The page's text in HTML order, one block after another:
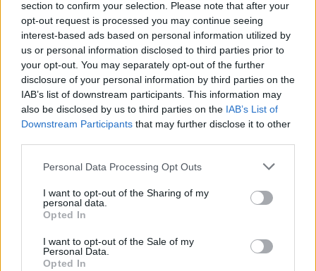
section to confirm your selection. Please note that after your
opt-out request is processed you may continue seeing
interest-based ads based on personal information utilized by
us or personal information disclosed to third parties prior to
your opt-out. You may separately opt-out of the further
disclosure of your personal information by third parties on the
IAB’s list of downstream participants. This information may
also be disclosed by us to third parties on the IAB’s List of
Downstream Participants that may further disclose it to other
Personal Data Processing Opt Outs
I want to opt-out of the Sharing of my
personal data.
Opted In
I want to opt-out of the Sale of my
Personal Data.
Opted In
08/08/2026 11:34
Η Γενική Ταχυδρομική αναζητά οδηγό
δικύκλου στη Σπάρτη
08/08/2026 10:18